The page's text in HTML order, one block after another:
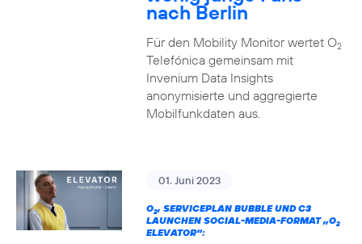
nach Berlin
Für den Mobility Monitor wertet O2
Telefónica gemeinsam mit
Invenium Data Insights
anonymisierte und aggregierte
Mobilfunkdaten aus.
01. Juni 2023
O2, SERVICEPLAN BUBBLE UND C3
LAUNCHEN SOCIAL-MEDIA-FORMAT „O2
ELEVATOR“: